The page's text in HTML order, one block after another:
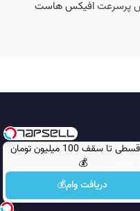
طلا قسطی تا سقف 100 میلیون تومان
💰
دریافت وام💰
پرسرعتافیکس هاست
مجله نورگرام